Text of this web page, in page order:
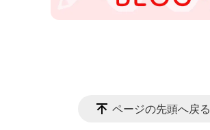
ページの先頭へ戻る